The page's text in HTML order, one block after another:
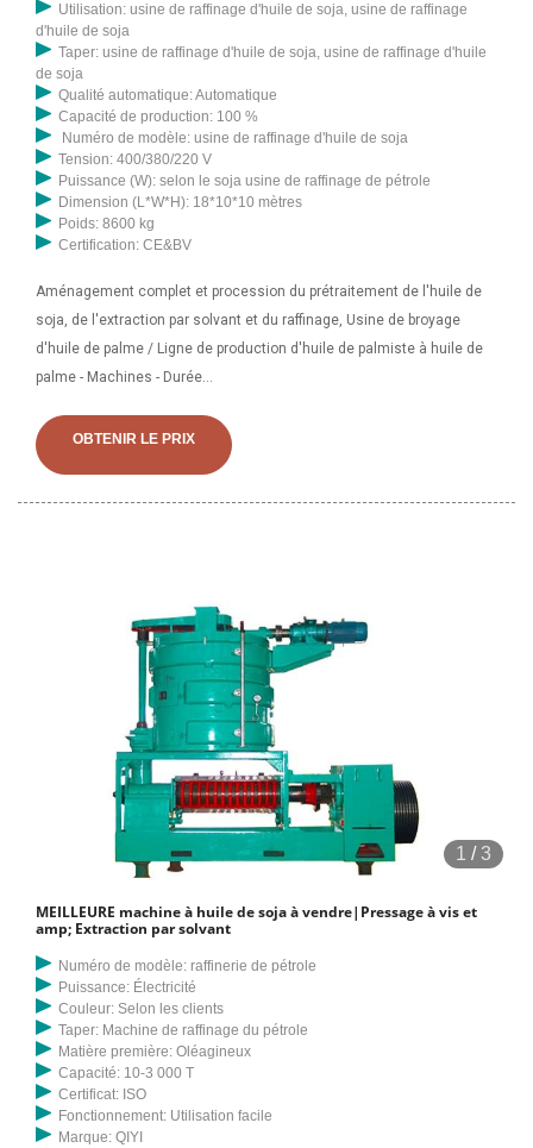
Utilisation: usine de raffinage d'huile de soja, usine de raffinage
d'huile de soja
Taper: usine de raffinage d'huile de soja, usine de raffinage d'huile
de soja
Qualité automatique: Automatique
Capacité de production: 100 %
Numéro de modèle: usine de raffinage d'huile de soja
Tension: 400/380/220 V
Puissance (W): selon le soja usine de raffinage de pétrole
Dimension (L*W*H): 18*10*10 mètres
Poids: 8600 kg
Certification: CE&BV
Aménagement complet et procession du prétraitement de l'huile de
soja, de l'extraction par solvant et du raffinage, Usine de broyage
d'huile de palme / Ligne de production d'huile de palmiste à huile de
palme - Machines - Durée...
OBTENIR LE PRIX
1 /3
MEILLEURE machine à huile de soja à vendre|Pressage à vis et
amp; Extraction par solvant
Numéro de modèle: raffinerie de pétrole
Puissance: Électricité
Couleur: Selon les clients
Taper: Machine de raffinage du pétrole
Matière première: Oléagineux
Capacité: 10-3 000 T
Certificat: ISO
Fonctionnement: Utilisation facile
Marque: QIYI